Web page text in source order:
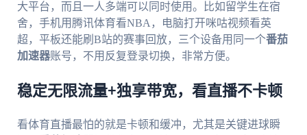
大平台，而且一人多端可以同时使用。比如留学生在宿
舍，手机用腾讯体育看NBA，电脑打开咪咕视频看英
超，平板还能刷B站的赛事回放，三个设备用同一个番茄
加速器账号，不用反复登录切换，非常方便。
稳定无限流量+独享带宽，看直播不卡顿
看体育直播最怕的就是卡顿和缓冲，尤其是关键进球瞬